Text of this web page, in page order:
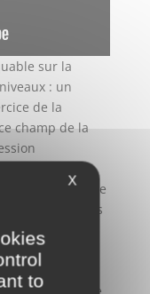
sur la
: un
de la
champ de la
qualité
de façon juste
éducateur-trices
de la
et les jeunes.
leur
X
to